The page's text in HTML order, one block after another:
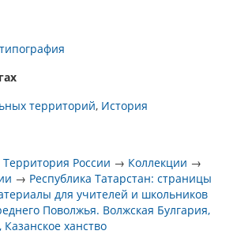
территорий История
Территория России → Коллекции →
→ Республика Татарстан: страницы
для учителей и школьников
Поволжья. Волжская Булгария,
ханство